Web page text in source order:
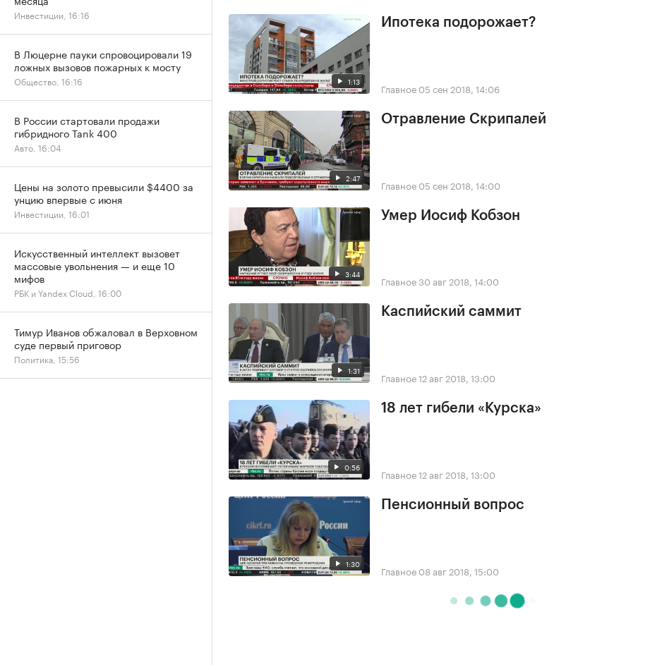
1:13
Ипотека подорожает?
Главное 05 сен 2018, 14:06
2:47
Отравление Скрипалей
Главное 05 сен 2018, 14:00
3:44
Умер Иосиф Кобзон
Главное30 авг 2018, 14:00
1:31
Каспийский саммит
Главное12 авг 2018, 13:00
0:56
18 лет гибели «Курска»
Главное12 авг 2018, 13:00
1:30
Пенсионный вопрос
Главное 08 авг 2018, 15:00
Инвестиции, 16:16
В Люцерне пауки спровоцировали 19
ложных вызовов пожарных к мосту
Общество, 16:16
В России стартовали продажи
гибридного Tank 400
Авто, 16:04
Цены на золото превысили $4400 за
унцию впервые с июня
Инвестиции, 16:01
Искусственный интеллект вызовет
массовые увольнения — и еще 10
мифов
РБК и Yandex Cloud, 16:00
Тимур Иванов обжаловал в Верховном
суде первый приговор
Политика, 15:56